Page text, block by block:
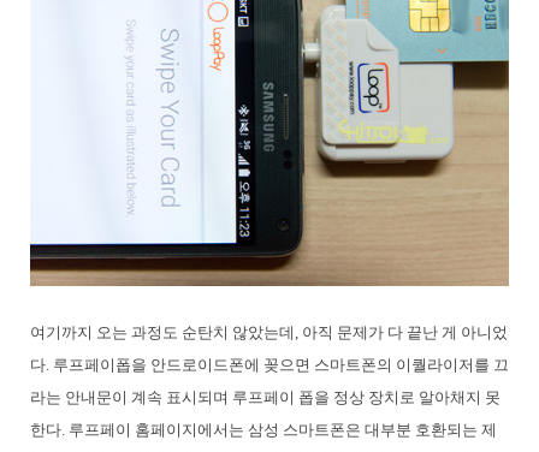
여기까지 오는 과정도 순탄치 않았는데, 아직 문제가 다 끝난 게 아니었
다. 루프페이폽을 안드로이드폰에 꽂으면 스마트폰의 이퀄라이저를 끄
라는 안내문이 계속 표시되며 루프페이 폽을 정상 장치로 알아채지 못
한다. 루프페이 홈페이지에서는 삼성 스마트폰은 대부분 호환되는 제